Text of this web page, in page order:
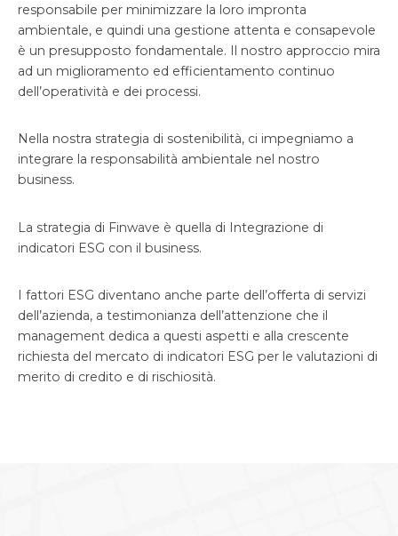
responsabile per minimizzare la loro impronta
ambientale, e quindi una gestione attenta e consapevole
è un presupposto fondamentale. Il nostro approccio mira
ad un miglioramento ed efficientamento continuo
dell’operatività e dei processi.
Nella nostra strategia di sostenibilità, ci impegniamo a
integrare la responsabilità ambientale nel nostro
business.
La strategia di Finwave è quella di Integrazione di
indicatori ESG con il business.
I fattori ESG diventano anche parte dell’offerta di servizi
dell’azienda, a testimonianza dell’attenzione che il
management dedica a questi aspetti e alla crescente
richiesta del mercato di indicatori ESG per le valutazioni di
merito di credito e di rischiosità.